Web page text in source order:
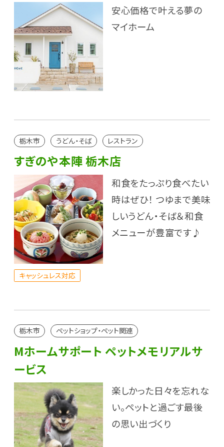
安心価格で叶える夢の
マイホーム
栃木市 うどん・そば レストラン
すぎのや本陣 栃木店
和食をたっぷり食べたい
時はぜひ！ つゆまで美味
しいうどん・そば＆和食
メニューが豊富です♪
キャッシュレス対応
栃木市 ペットショップ・ペット関連
Mホームサポート ペットメモリアルサ
ービス
楽しかった日々を忘れな
い。ペットと過ごす最後
の思い出づくり